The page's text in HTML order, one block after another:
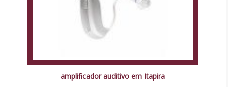
amplificador auditivo em Itapira